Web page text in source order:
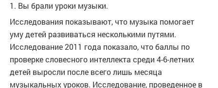
1. Вы брали уроки музыки.
Исследования показывают, что музыка помогает
уму детей развиваться несколькими путями.
Исследование 2011 года показало, что баллы по
проверке словесного интеллекта среди 4-6-летних
детей выросли после всего лишь месяца
музыкальных уроков. Исследование, проведенное в